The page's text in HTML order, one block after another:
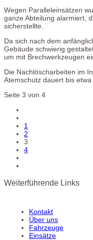
Wegen Paralleleinsätzen
ganze Abteilung alarmiert,
sicherstellte.
Da sich nach dem
Gebäude schwierig
um mit Brechwerkzeugen
Die Nachlöscharbeiten im
Atemschutz dauert bis
Seite 3 von 4
1
2
3
4
Weiterführende Links
Kontakt
Über uns
Fahrzeuge
Einsätze